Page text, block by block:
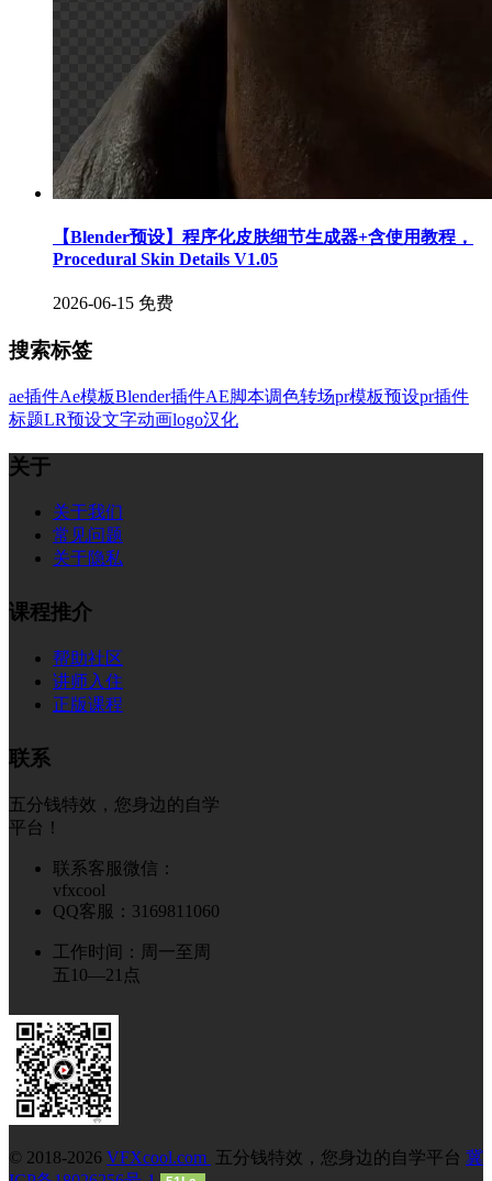
【Blender预设】程序化皮肤细节生成器+含使用教程，
Procedural Skin Details V1.05
2026-06-15 免费
搜索标签
ae插件Ae模板Blender插件AE脚本调色转场pr模板预设pr插件
标题LR预设文字动画logo汉化
关于
关于我们
常见问题
关于隐私
课程推介
帮助社区
讲师入住
正版课程
联系
五分钱特效，您身边的自学
平台！
联系客服微信：
vfxcool
QQ客服：3169811060
工作时间：周一至周
五10—21点
© 2018-2026 VFXcool.com 五分钱特效，您身边的自学平台 冀